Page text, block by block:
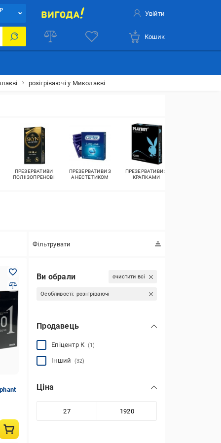
Увійти
Кошик
розігріваючі у Миколаєві
ПРЕЗЕРВАТИВИ
ПОЛІІЗОПРЕНОВІ
ПРЕЗЕРВАТИВИ З
АНЕСТЕТИКОМ
ПРЕЗЕРВАТИВИ З
КРАПКАМИ
Фільтрувати
Ви обрали очистити всі
Особливості: розігріваючі
Продавець
Епіцентр К (1)
Інший (32)
Ціна